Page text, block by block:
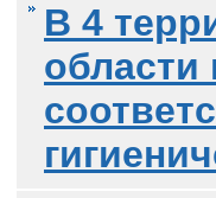
В 4
области